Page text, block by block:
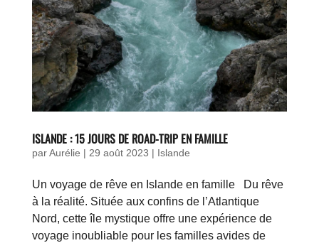
ISLANDE : 15 JOURS DE ROAD-TRIP EN FAMILLE
parAurélie | 29 août 2023 | Islande
Un voyage de rêve en Islande en famille Du rêve
à la réalité. Située aux confins de l’Atlantique
Nord, cette île mystique offre une expérience de
voyage inoubliable pour les familles avides de